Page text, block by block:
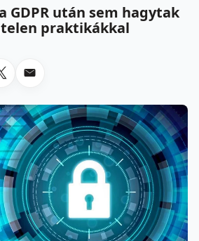
GDPR után sem hagytak
praktikákkal
LinkedInen
X-en
Megosztas emailben